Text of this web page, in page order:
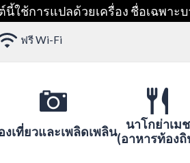
ใช้การแปลด้วยเครื่อง ชื่อเฉพา
ฟรี Wi-Fi
งเที่ยวและเพลิดเพลิน
นาโกย่าเมช
(อาหารท้องถิ